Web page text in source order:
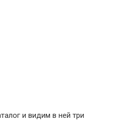
и видим в ней три